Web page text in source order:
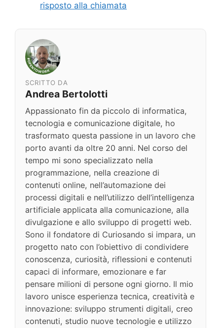
risposto alla chiamata
SCRITTO DA
Andrea Bertolotti
Appassionato fin da piccolo di informatica,
tecnologia e comunicazione digitale, ho
trasformato questa passione in un lavoro che
porto avanti da oltre 20 anni. Nel corso del
tempo mi sono specializzato nella
programmazione, nella creazione di
contenuti online, nell’automazione dei
processi digitali e nell’utilizzo dell’intelligenza
artificiale applicata alla comunicazione, alla
divulgazione e allo sviluppo di progetti web.
Sono il fondatore di Curiosando si impara, un
progetto nato con l’obiettivo di condividere
conoscenza, curiosità, riflessioni e contenuti
capaci di informare, emozionare e far
pensare milioni di persone ogni giorno. Il mio
lavoro unisce esperienza tecnica, creatività e
innovazione: sviluppo strumenti digitali, creo
contenuti, studio nuove tecnologie e utilizzo